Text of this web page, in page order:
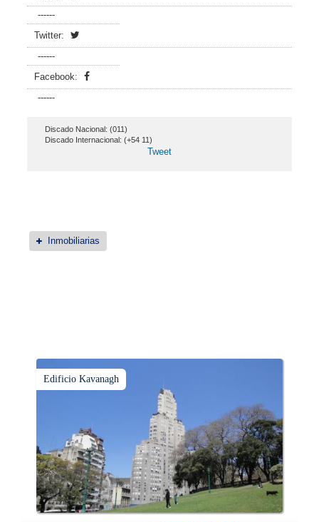
------
Twitter:
------
Facebook:
------
Discado Nacional: (011)
Discado Internacional: (+54 11)
Tweet
Inmobiliarias
Edificio Kavanagh